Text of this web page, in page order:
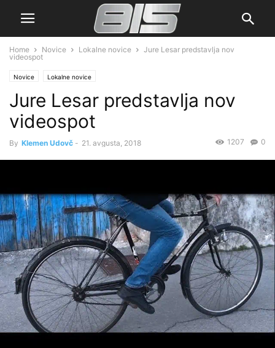
Home Novice Lokalne novice
Jure Lesar predstavlja nov
videospot
Novice Lokalne novice
Jure Lesar predstavlja nov
videospot
By Klemen Udovč - 21. avgusta, 2018 0
1207